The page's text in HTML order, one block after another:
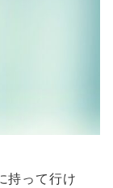
持って行け